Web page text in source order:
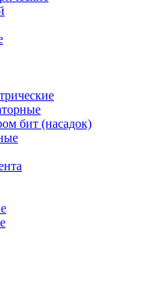
бит (насадок)